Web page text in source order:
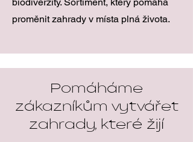
proměnit zahrady v místa plná života.
Pomáháme
zákazníkům vytvářet
zahrady, které žijí